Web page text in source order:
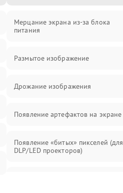
Мерцание экрана из-за блока
питания
Размытое изображение
Дрожание изображения
Появление артефактов на экране
Появление «битых» пикселей (для
DLP/LED проекторов)